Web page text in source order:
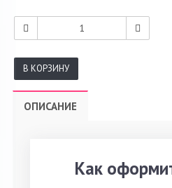
В КОРЗИНУ
ОПИСАНИЕ
Как